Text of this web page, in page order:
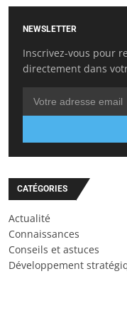
NEWSLETTER
Inscrivez-vous pour
directement dans
CATÉGORIES
Actualité
Connaissances
Conseils et astuces
Développement